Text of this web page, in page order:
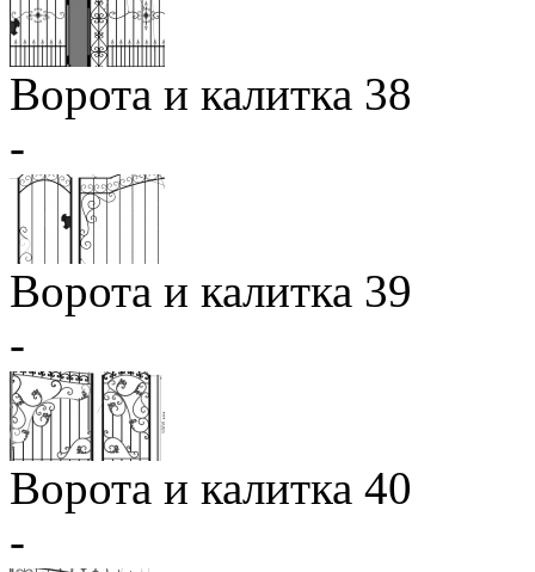
Ворота и калитка 38
-
Ворота и калитка 39
-
Ворота и калитка 40
-